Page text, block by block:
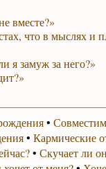
вместе?»
что в мыслях и
я замуж за него?»
•
• Кармические
• Скучает ли